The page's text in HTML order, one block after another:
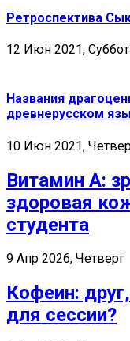
Ретроспектива
12 Июн 2021,
Названия
древнерусском
10 Июн 2021,
Витамин А:
здоровая
студента
9 Апр 2026, Четверг
Кофеин:
для сессии?